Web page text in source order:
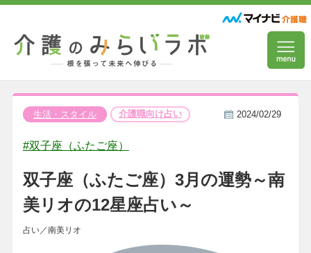
生活・スタイル 介護職向け占い 2024/02/29
#双子座（ふたご座）
双子座（ふたご座）3月の運勢～南
美リオの12星座占い～
占い／南美リオ